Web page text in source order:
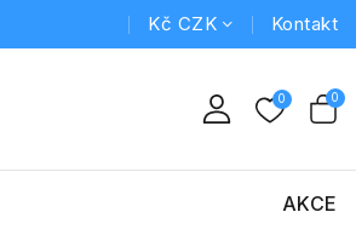
Kč CZK Kontakt
AKCE